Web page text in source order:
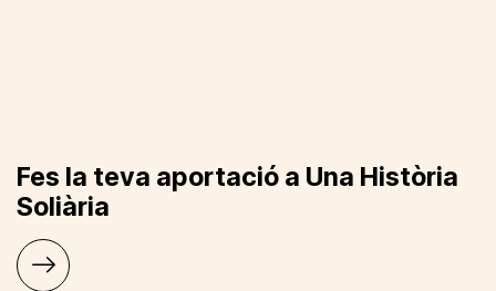
Fes la teva aportació a Una Història
Soliària